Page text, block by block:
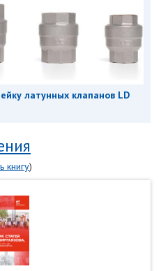
латунных клапанов LD
книгу)